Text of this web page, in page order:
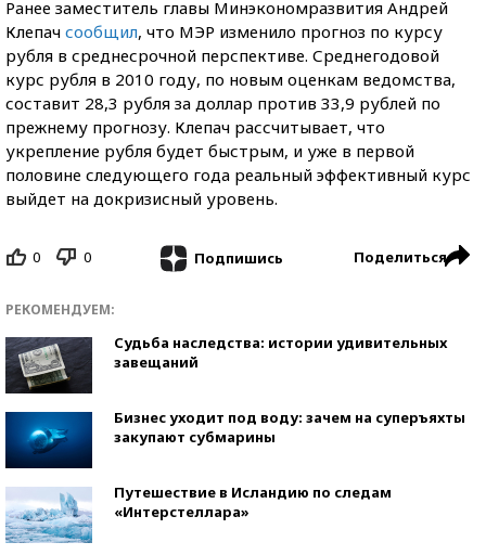
Ранее заместитель главы Минэкономразвития Андрей
Клепач сообщил, что МЭР изменило прогноз по курсу
рубля в среднесрочной перспективе. Среднегодовой
курс рубля в 2010 году, по новым оценкам ведомства,
составит 28,3 рубля за доллар против 33,9 рублей по
прежнему прогнозу. Клепач рассчитывает, что
укрепление рубля будет быстрым, и уже в первой
половине следующего года реальный эффективный курс
выйдет на докризисный уровень.
0 0 Подпишись Поделиться
РЕКОМЕНДУЕМ:
Судьба наследства: истории удивительных
завещаний
Бизнес уходит под воду: зачем на суперъяхты
закупают субмарины
Путешествие в Исландию по следам
«Интерстеллара»